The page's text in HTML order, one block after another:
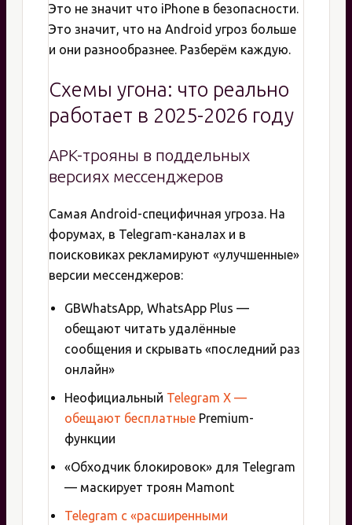
Это не значит что iPhone в безопасности.
Это значит, что на Android угроз больше
и они разнообразнее. Разберём каждую.
Схемы угона: что реально
работает в 2025-2026 году
APK-трояны в поддельных
версиях мессенджеров
Самая Android-специфичная угроза. На
форумах, в Telegram-каналах и в
поисковиках рекламируют «улучшенные»
версии мессенджеров:
GBWhatsApp, WhatsApp Plus —
обещают читать удалённые
сообщения и скрывать «последний раз
онлайн»
Неофициальный Telegram X —
обещают бесплатные Premium-
функции
«Обходчик блокировок» для Telegram
— маскирует троян Mamont
Telegram с «расширенными